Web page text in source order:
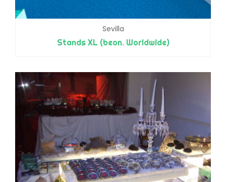
Sevilla
Stands XL (beon. Worldwide)